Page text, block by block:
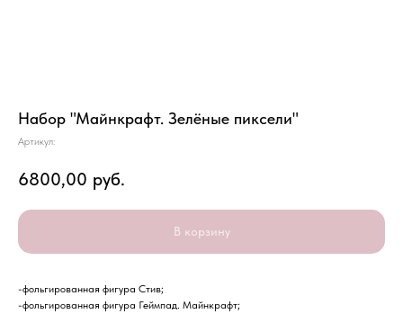
Набор "Майнкрафт. Зелёные пиксели"
Артикул:
6800,00 руб.
В корзину
-фольгированная фигура Стив;
-фольгированная фигура Геймпад. Майнкрафт;